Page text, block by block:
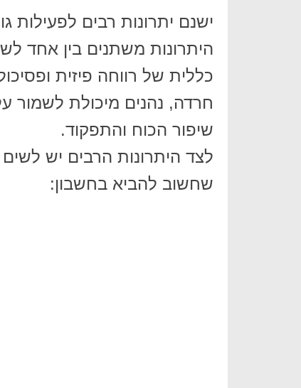
היתרונות משתנים בין אחד
כללית של רווחה פיזית
חרדה, נהנים מיכולת לשמור
שיפור הכוח והתפקוד.
שחשוב להביא בחשבון: